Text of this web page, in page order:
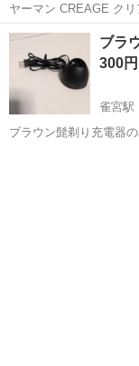
ヤーマン CREAGE クリアージュ 家庭用美容器 ストレッチリフト CR-
03R 新品未使用です。
栃木 下都賀郡
ブラ
300円
雀宮駅
ブラウン髭剃り充電器